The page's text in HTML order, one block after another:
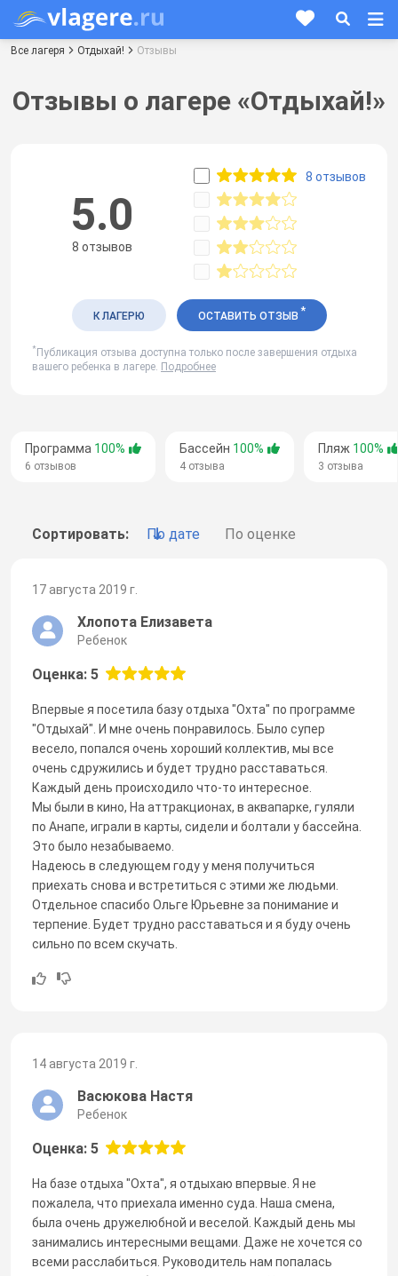
Все лагеря Отдыхай! Отзывы
Отзывы о лагере «Отдыхай!»
Программа 100%
6 отзывов
Бассейн 100%
4 отзыва
Пляж 100%
3 отзыва
Сортировать: По дате По оценке
17 августа 2019 г.
Хлопота Елизавета
Ребенок
Оценка: 5
Впервые я посетила базу отдыха "Охта" по программе
"Отдыхай". И мне очень понравилось. Было супер
весело, попался очень хороший коллектив, мы все
очень сдружились и будет трудно расставаться.
Каждый день происходило что-то интересное.
Мы были в кино, На аттракционах, в аквапарке, гуляли
по Анапе, играли в карты, сидели и болтали у бассейна.
Это было незабываемо.
Надеюсь в следующем году у меня получиться
приехать снова и встретиться с этими же людьми.
Отдельное спасибо Ольге Юрьевне за понимание и
терпение. Будет трудно расставаться и я буду очень
сильно по всем скучать.
14 августа 2019 г.
Васюкова Настя
Ребенок
Оценка: 5
На базе отдыха "Охта", я отдыхаю впервые. Я не
пожалела, что приехала именно суда. Наша смена,
была очень дружелюбной и веселой. Каждый день мы
занимались интересными вещами. Даже не хочется со
всеми расслабиться. Руководитель нам попалась
5.0
8 отзывов
8 отзывов
К ЛАГЕРЮ ОСТАВИТЬ ОТЗЫВ *
* Публикация отзыва доступна только после завершения отдыха
вашего ребенка в лагере. Подробнее